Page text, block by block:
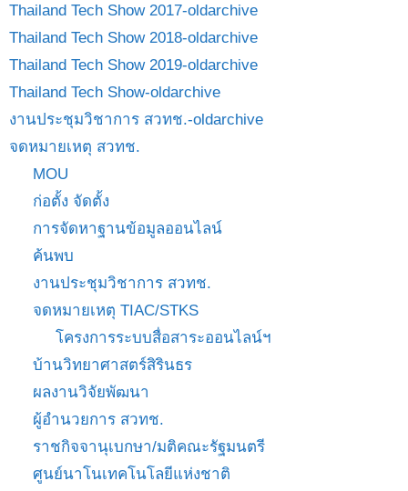
Thailand Tech Show 2017-oldarchive
Thailand Tech Show 2018-oldarchive
Thailand Tech Show 2019-oldarchive
Thailand Tech Show-oldarchive
งานประชุมวิชาการ สวทช.-oldarchive
จดหมายเหตุ สวทช.
MOU
ก่อตั้ง จัดตั้ง
การจัดหาฐานข้อมูลออนไลน์
ค้นพบ
งานประชุมวิชาการ สวทช.
จดหมายเหตุ TIAC/STKS
โครงการระบบสื่อสาระออนไลน์ฯ
บ้านวิทยาศาสตร์สิรินธร
ผลงานวิจัยพัฒนา
ผู้อำนวยการ สวทช.
ราชกิจจานุเบกษา/มติคณะรัฐมนตรี
ศูนย์นาโนเทคโนโลยีแห่งชาติ